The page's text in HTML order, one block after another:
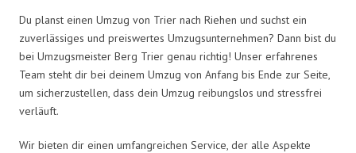
Du planst einen Umzug von Trier nach Riehen und suchst ein
zuverlässiges und preiswertes Umzugsunternehmen? Dann bist du
bei Umzugsmeister Berg Trier genau richtig! Unser erfahrenes
Team steht dir bei deinem Umzug von Anfang bis Ende zur Seite,
um sicherzustellen, dass dein Umzug reibungslos und stressfrei
verläuft.
Wir bieten dir einen umfangreichen Service, der alle Aspekte